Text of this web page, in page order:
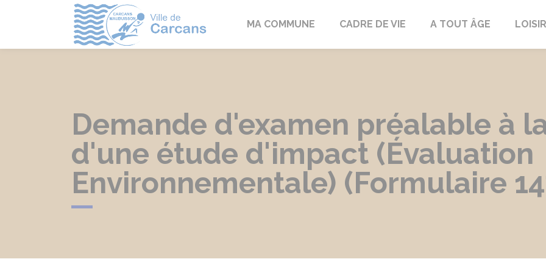
CarcansMA COMMUNE CADRE DE VIE A TOUT ÂGE
Demande d'examen préalable à
d'une étude d'impact (Évaluation
Environnementale) (Formulaire